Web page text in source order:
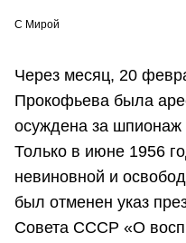
С Мирой
Через месяц, 20
Прокофьева была
осуждена за шпионаж
Только в июне 1956
невиновной и
был отменен указ
Совета СССР «О